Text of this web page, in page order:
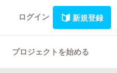
ログイン 新規登録
プロジェクトを始める